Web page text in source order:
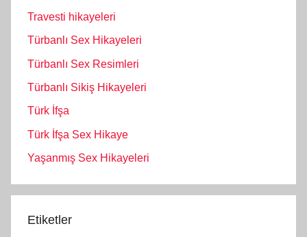
Travesti hikayeleri
Türbanlı Sex Hikayeleri
Türbanlı Sex Resimleri
Türbanlı Sikiş Hikayeleri
Türk İfşa
Türk İfşa Sex Hikaye
Yaşanmış Sex Hikayeleri
Etiketler